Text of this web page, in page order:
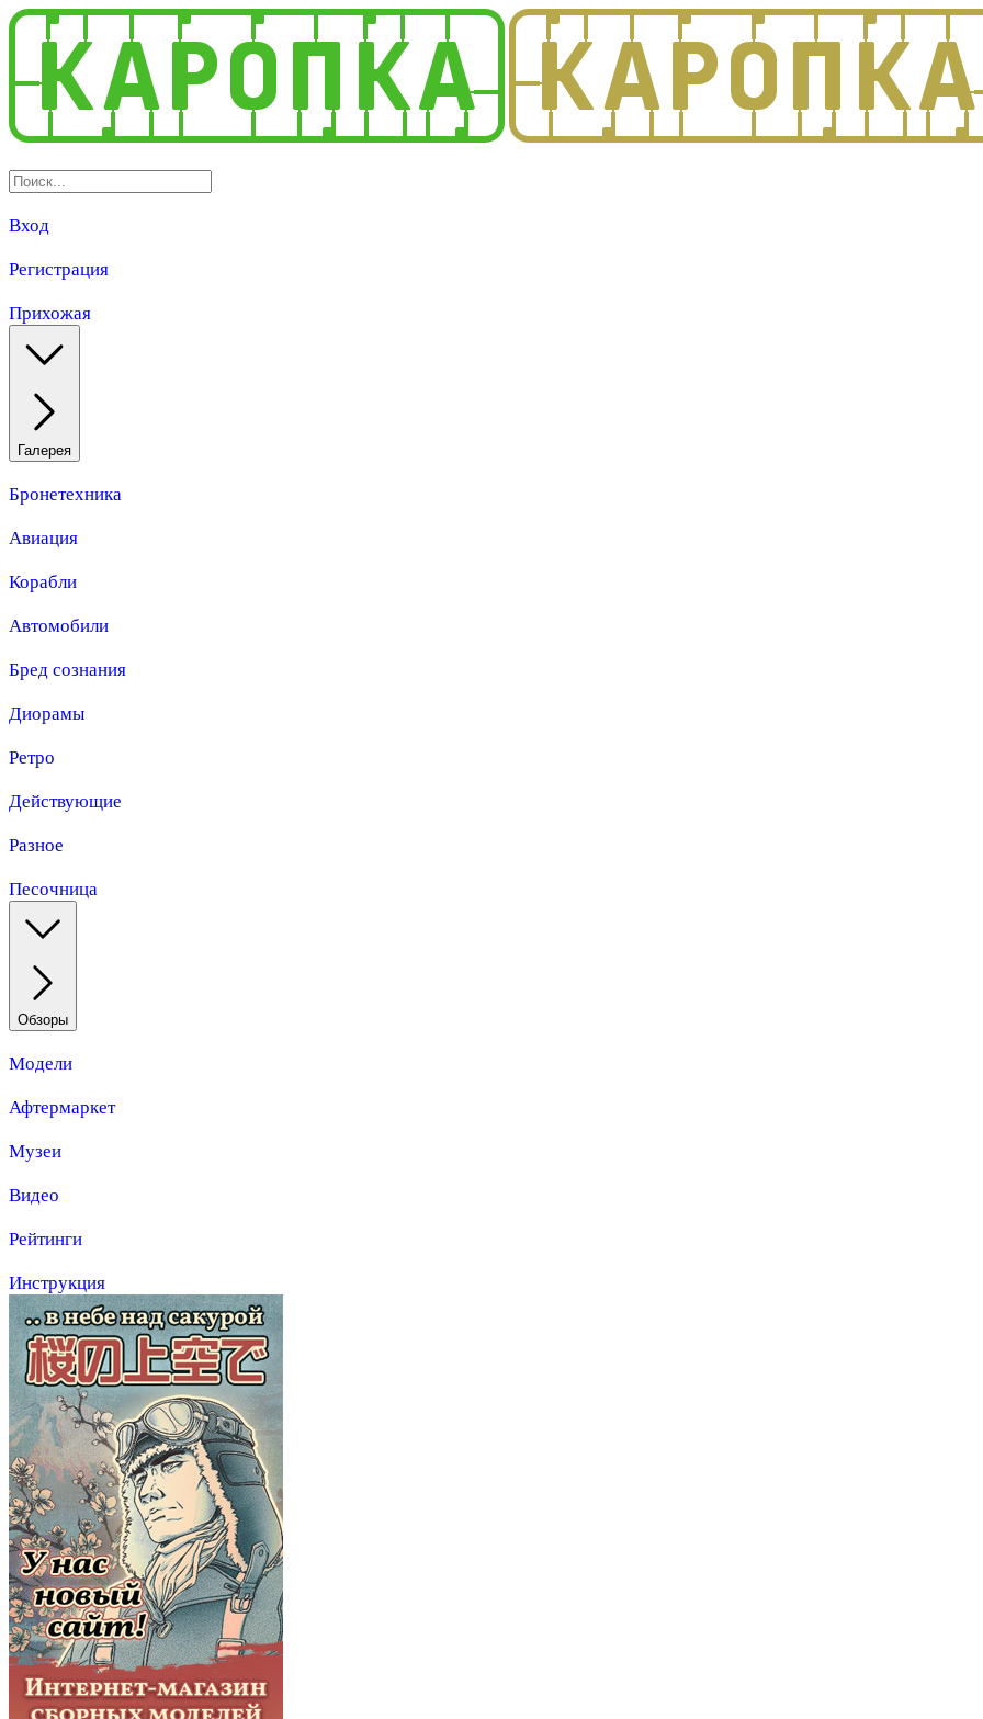
Вход
Регистрация
Прихожая
Галерея
Бронетехника
Авиация
Корабли
Автомобили
Бред сознания
Диорамы
Ретро
Действующие
Разное
Песочница
Обзоры
Модели
Афтермаркет
Музеи
Видео
Рейтинги
Инструкция